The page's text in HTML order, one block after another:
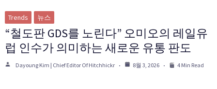
Trends 뉴스
“철도판 GDS를 노린다” 오미오의 레일유
럽 인수가 의미하는 새로운 유통 판도
Dayoung Kim | Chief Editor Of Hitchhickr 8월 3, 2026 4 Min Read